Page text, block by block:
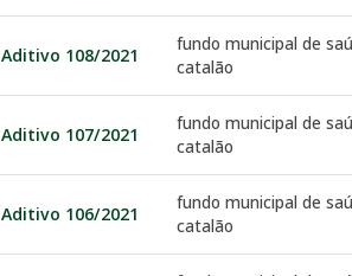
Aditivo 108/2021
fundo municipal de
catalão
Aditivo 107/2021
fundo municipal de
catalão
Aditivo 106/2021
fundo municipal de
catalão